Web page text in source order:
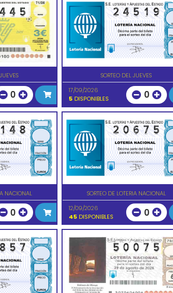
0
SORTEO DEL JUEVES
17/09/2026
5 DISPONIBLES 0
NACIONAL
0
SORTEO DE LOTERIA NACIONAL
12/09/2026
45 DISPONIBLES 0